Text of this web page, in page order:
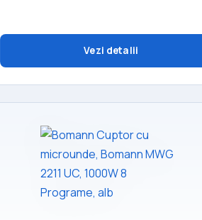
Vezi detalii